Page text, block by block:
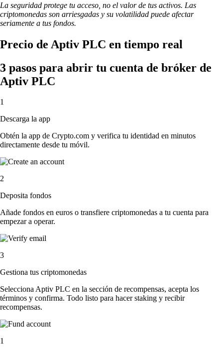
La seguridad protege tu acceso, no el valor de tus activos. Las
criptomonedas son arriesgadas y su volatilidad puede afectar
seriamente a tus fondos.
Precio de Aptiv PLC en tiempo real
3 pasos para abrir tu cuenta de bróker de
Aptiv PLC
1
Descarga la app
Obtén la app de Crypto.com y verifica tu identidad en minutos
directamente desde tu móvil.
2
Deposita fondos
Añade fondos en euros o transfiere criptomonedas a tu cuenta para
empezar a operar.
3
Gestiona tus criptomonedas
Selecciona Aptiv PLC en la sección de recompensas, acepta los
términos y confirma. Todo listo para hacer staking y recibir
recompensas.
1